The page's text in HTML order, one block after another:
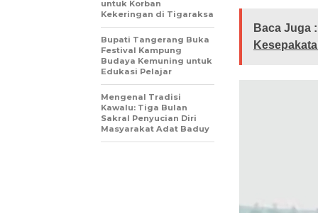
Baca Juga :
untuk Korban
Kekeringan di Tigaraksa
Bupati Tangerang Buka
Festival Kampung
Budaya Kemuning untuk
Edukasi Pelajar
Mengenal Tradisi
Kawalu: Tiga Bulan
Sakral Penyucian Diri
Masyarakat Adat Baduy